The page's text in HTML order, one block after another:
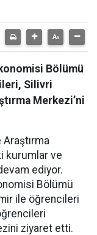
Bölümü
Silivri
Merkezi’ni
kurumlar ve
ediyor.
Bölümü
ile öğrencileri
ziyaret etti.